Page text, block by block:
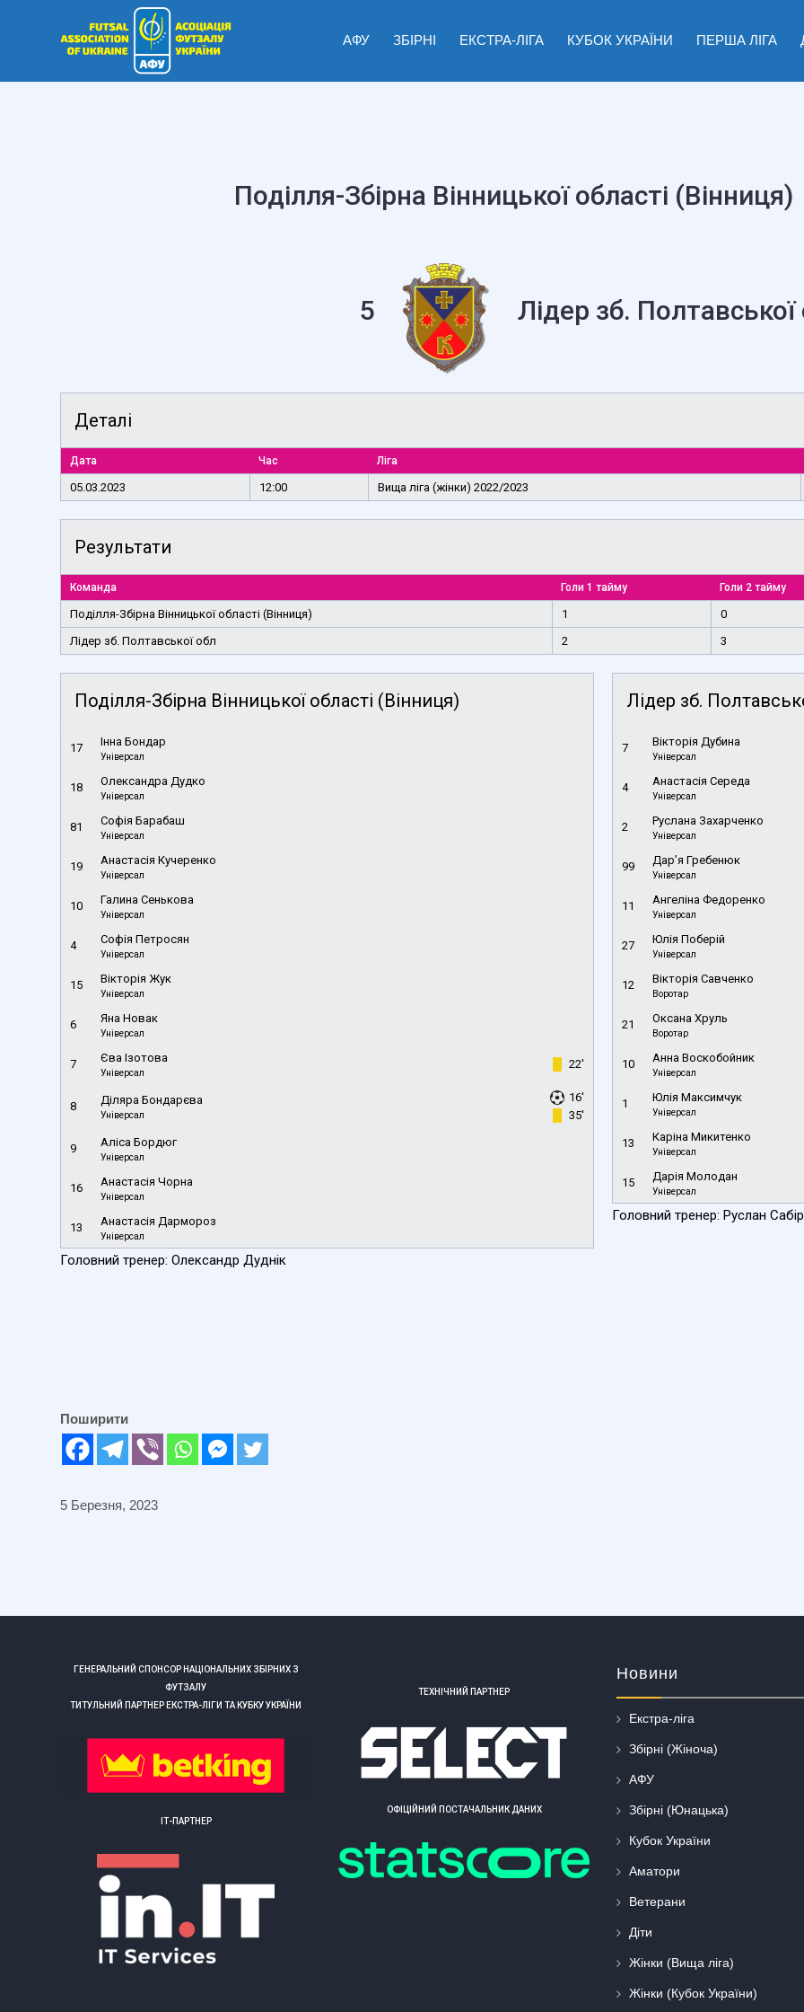
АФУ ЗБІРНІ ЕКСТРА-ЛІГА КУБОК УКРАЇНИ ПЕРША ЛІГА
Поділля-Збірна Вінницької області (Вінниця)
5 Лідер зб. Полтавської
Деталі
Дата Час Ліга
05.03.2023 12:00 Вища ліга (жінки) 2022/2023
Результати
Команда Голи 1 тайму Голи 2 тайму
Поділля-Збірна Вінницької області (Вінниця) 1
0
Лідер зб. Полтавської обл
2 3
Поділля-Збірна Вінницької області (Вінниця)
17 Інна Бондар
Універсал
18 Олександра Дудко
Універсал
81 Софія Барабаш
Універсал
19 Анастасія Кучеренко
Універсал
10 Галина Сенькова
Універсал
4 Софія Петросян
Універсал
15 Вікторія Жук
Універсал
6 Яна Новак
Універсал
7 Єва Ізотова
Універсал
22'
8 Діляра Бондарєва
Універсал
16'
35'
9 Аліса Бордюг
Універсал
16 Анастасія Чорна
Універсал
13 Анастасія Дармороз
Універсал
Головний тренер: Олександр Дуднік
Лідер зб.
7 Вікторія Дубина
Універсал
4 Анастасія Середа
Універсал
2 Руслана Захарченко
Універсал
99 Дар’я Гребенюк
Універсал
11 Ангеліна Федоренко
Універсал
27 Юлія Поберій
Універсал
12 Вікторія Савченко
Воротар
21 Оксана Хруль
Воротар
10 Анна Воскобойник
Універсал
1 Юлія Максимчук
Універсал
13 Каріна Микитенко
Універсал
15 Дарія Молодан
Універсал
Головний тренер: Руслан
Поширити
5 Березня, 2023
ГЕНЕРАЛЬНИЙ СПОНСОР НАЦІОНАЛЬНИХ ЗБІРНИХ З
ФУТЗАЛУ
ТИТУЛЬНИЙ ПАРТНЕР ЕКСТРА-ЛІГИ ТА КУБКУ УКРАЇНИ
ІТ-ПАРТНЕР
ТЕХНІЧНИЙ ПАРТНЕР
ОФІЦІЙНИЙ ПОСТАЧАЛЬНИК ДАНИХ
Новини
Екстра-ліга
Збірні (Жіноча)
АФУ
Збірні (Юнацька)
Кубок України
Аматори
Ветерани
Діти
Жінки (Вища ліга)
Жінки (Кубок України)